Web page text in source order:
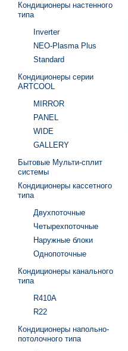
Кондиционеры настенного
типа
Inverter
NEO-Plasma Plus
Standard
Кондиционеры серии
ARTCOOL
MIRROR
PANEL
WIDE
GALLERY
Бытовые Мульти-сплит
системы
Кондиционеры кассетного
типа
Двухпоточные
Четырехпоточные
Наружные блоки
Однопоточные
Кондиционеры канального
типа
R410A
R22
Кондиционеры напольно-
потолочного типа